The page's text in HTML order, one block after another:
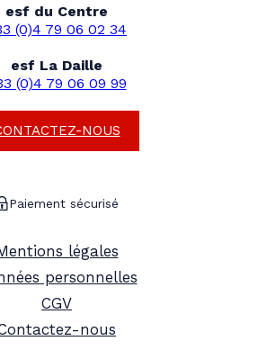
esf du Centre
(0)4 79 06 02 34
esf La Daille
(0)4 79 06 09 99
NOUS
Paiement sécurisé
légales
personnelles
CGV
nous